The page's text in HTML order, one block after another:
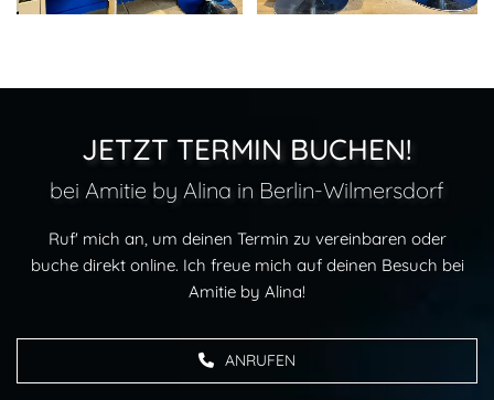
JETZT TERMIN BUCHEN!
bei Amitie by Alina in Berlin-Wilmersdorf
Ruf' mich an, um deinen Termin zu vereinbaren oder
buche direkt online. Ich freue mich auf deinen Besuch bei
Amitie by Alina!
ANRUFEN